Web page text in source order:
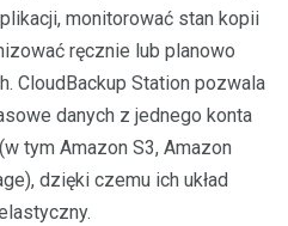
monitorować stan kopii
ręcznie lub planowo
CloudBackup Station pozwala
danych z jednego konta
tym Amazon S3, Amazon
dzięki czemu ich układ